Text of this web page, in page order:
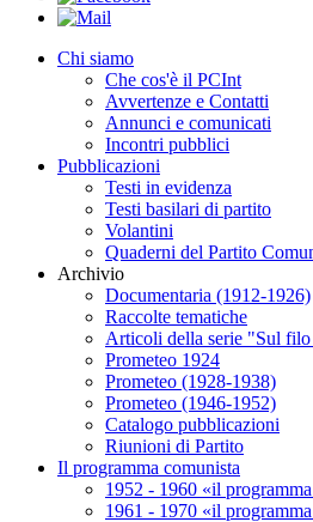
Chi siamo
Che cos'è il PCInt
Avvertenze e Contatti
Annunci e comunicati
Incontri pubblici
Pubblicazioni
Testi in evidenza
Testi basilari di partito
Volantini
Quaderni del Partito
Archivio
Documentaria (1912-1926)
Raccolte tematiche
Articoli della serie "Sul
Prometeo 1924
Prometeo (1928-1938)
Prometeo (1946-1952)
Catalogo pubblicazioni
Riunioni di Partito
Il programma comunista
1952 - 1960 «il
1961 - 1970 «il